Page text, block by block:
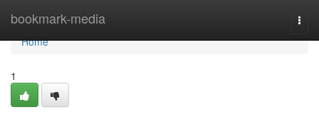
bookmark-media
Home
Home
1